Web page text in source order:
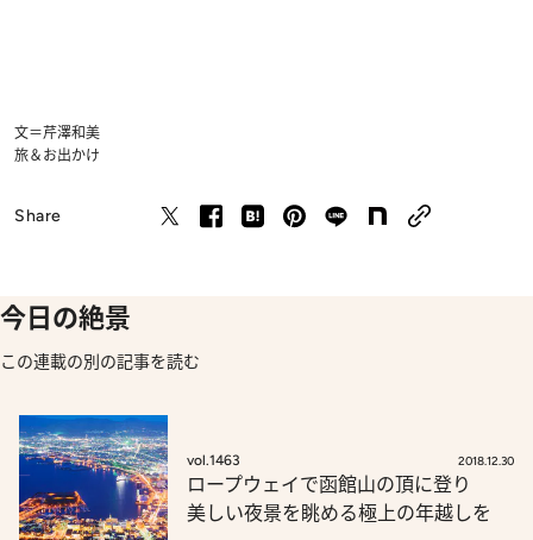
文＝芹澤和美
旅＆お出かけ
Share
今日の絶景
この連載の別の記事を読む
vol.1463 2018.12.30
ロープウェイで函館山の頂に登り
美しい夜景を眺める極上の年越しを